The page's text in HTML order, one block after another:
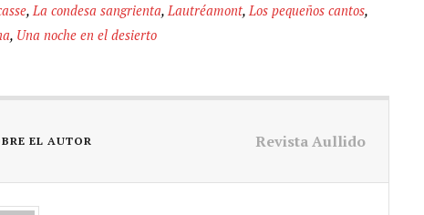
, La condesa sangrienta, Lautréamont, Los pequeños cantos,
, Una noche en el desierto
EL AUTOR Revista Aullido